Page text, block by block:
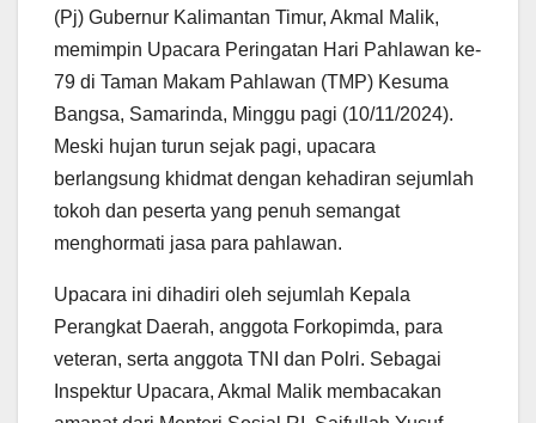
(Pj) Gubernur Kalimantan Timur, Akmal Malik,
memimpin Upacara Peringatan Hari Pahlawan ke-
79 di Taman Makam Pahlawan (TMP) Kesuma
Bangsa, Samarinda, Minggu pagi (10/11/2024).
Meski hujan turun sejak pagi, upacara
berlangsung khidmat dengan kehadiran sejumlah
tokoh dan peserta yang penuh semangat
menghormati jasa para pahlawan.
Upacara ini dihadiri oleh sejumlah Kepala
Perangkat Daerah, anggota Forkopimda, para
veteran, serta anggota TNI dan Polri. Sebagai
Inspektur Upacara, Akmal Malik membacakan